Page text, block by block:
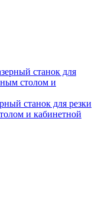
станок для резки
и кабинетной